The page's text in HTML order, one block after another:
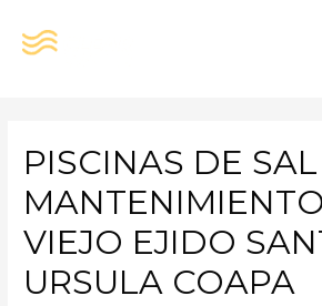
PISCINAS DE SAL
VIEJO EJIDO
URSULA COAPA